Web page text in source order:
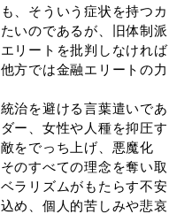
、そういう症状を持つカ
いのであるが、旧体制派
リートを批判しなければ
方では金融エリートの力
治を避ける言葉遣いであ
ー、女性や人種を抑圧す
をでっち上げ、悪魔化
のすべての理念を奪い取
ラリズムがもたらす不安
め、個人的苦しみや悲哀